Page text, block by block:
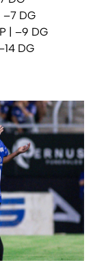
–7 DG
| –9 DG
DG